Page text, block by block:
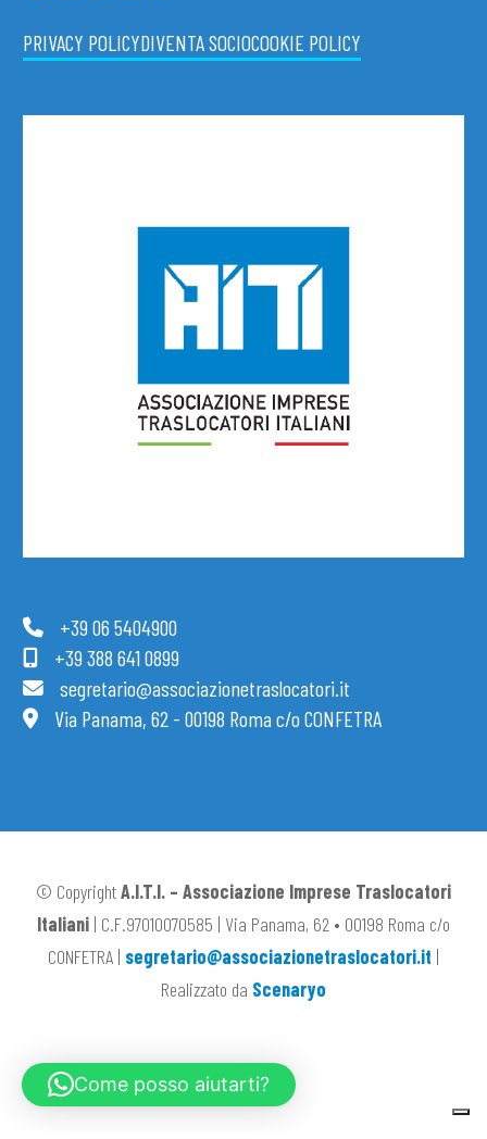
PRIVACY POLICYDIVENTA SOCIOCOOKIE POLICY
+39 06 5404900
+39 388 641 0899
segretario@associazionetraslocatori.it
Via Panama, 62 - 00198 Roma c/o CONFETRA
© CopyrightA.I.T.I. – Associazione Imprese Traslocatori
Italiani | C.F.97010070585 | Via Panama, 62 • 00198 Roma c/o
CONFETRA | segretario@associazionetraslocatori.it |
Realizzato da Scenaryo
Come posso aiutarti?